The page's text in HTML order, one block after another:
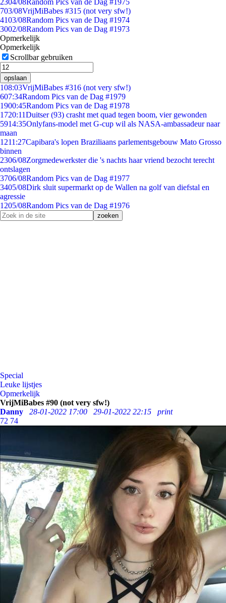
2304/08Random Pics van de Dag #1975
703/08VrijMiBabes #315 (not very sfw!)
4103/08Random Pics van de Dag #1974
3002/08Random Pics van de Dag #1973
Opmerkelijk
Opmerkelijk
Scrollbar gebruiken
opslaan
108:03VrijMiBabes #316 (not very sfw!)
607:34Random Pics van de Dag #1979
1900:45Random Pics van de Dag #1978
1720:11Duitser (93) crasht met quad tegen boom, vier gewonden
5914:35Onlyfans-model met G-cup wil als NASA-ambassadeur naar
maan
1211:27Capibara's lopen Braziliaans parlementsgebouw Mato Grosso
binnen
2306/08Zorgmedewerkster die 's nachts haar vriend bezocht terecht
ontslagen
3706/08Random Pics van de Dag #1977
3405/08Dirk sluit supermarkt op de Wallen na golf van diefstal en
agressie
1205/08Random Pics van de Dag #1976
Special
Leuke lijstjes
Opmerkelijk
VrijMiBabes #90 (not very sfw!)
Danny
28-01-2022 17:00 29-01-2022 22:15
print
72 74